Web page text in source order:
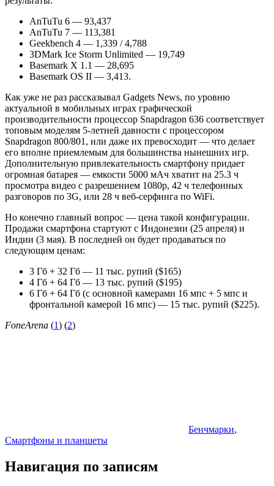
AnTuTu 6 — 93,437
AnTuTu 7 — 113,381
Geekbench 4 — 1,339 / 4,788
3DMark Ice Storm Unlimited — 19,749
Basemark X 1.1 — 28,695
Basemark OS II — 3,413.
Как уже не раз рассказывал Gadgets News, по уровню
актуальной в мобильных играх графической
производительности процессор Snapdragon 636 соответствует
топовым моделям 5-летней давности с процессором
Snapdragon 800/801, или даже их превосходит — что делает
его вполне приемлемым для большинства нынешних игр.
Дополнительную привлекательность смартфону придает
огромная батарея — емкости 5000 мАч хватит на 25.3 ч
просмотра видео с разрешением 1080p, 42 ч телефонных
разговоров по 3G, или 28 ч веб-серфинга по WiFi.
Но конечно главный вопрос — цена такой конфигурации.
Продажи смартфона стартуют с Индонезии (25 апреля) и
Индии (3 мая). В последней он будет продаваться по
следующим ценам:
3 Гб + 32 Гб — 11 тыс. рупий ($165)
4 Гб + 64 Гб — 13 тыс. рупий ($195)
6 Гб + 64 Гб (с основной камерами 16 мпс + 5 мпс и
фронтальной камерой 16 мпс) — 15 тыс. рупий ($225).
FoneArena (1) (2)
Бенчмарки,
Смартфоны и планшеты
Навигация по записям